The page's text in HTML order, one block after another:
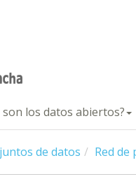
son los datos abiertos?
de datos Red